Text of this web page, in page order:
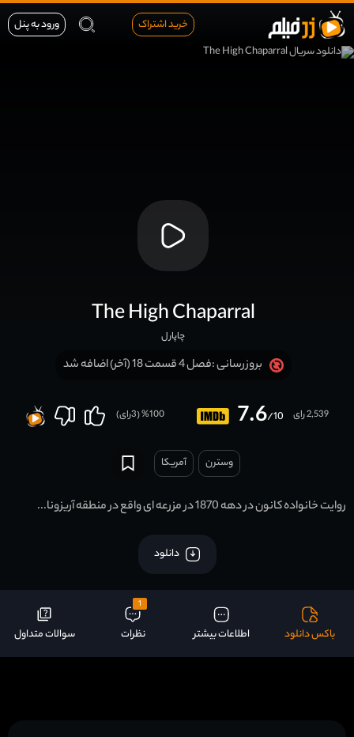
خرید اشتراک ورود به پنل
The High Chaparral
چاپارل
بروزرسانی :فصل 4 قسمت 18 (آخر) اضافه شد
7.6/10 2,539 رای 100
% (
3رای)
وسترن آمریکا
روایت خانواده کانون در دهه 1870 در مزرعه ای واقع در منطقه آریزونا...
دانلود
باکس دانلود اطلاعات بیشتر
1
نظرات سوالات متداول